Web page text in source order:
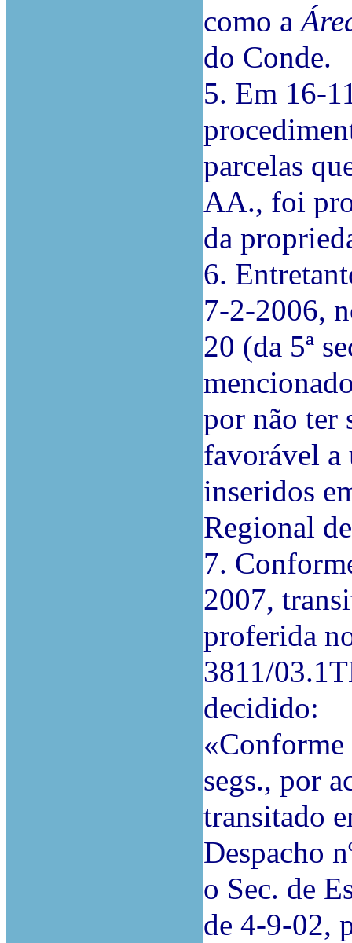
como a
do Conde.
5. Em 16-
parcelas
AA., foi
da
6.
7-2-2006,
20 (da 5ª
por não ter
favorável a
inseridos
Regional
7.
2007,
proferida
3811/
decidido:
«Conforme
segs., por
transitado
Despacho
o Sec. de
de 4-9-02,